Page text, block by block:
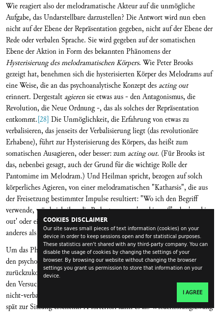
COOKIES DISCLAIMER
Our site saves small pieces of text information (cookies) on your
device in order to keep sessions open and for statistical purposes.
These statistics aren't shared with any third-party company. You can
disable the usage of cookies by changing the settings of your
browser. By browsing our website without changing the browser
settings you grant us permission to store that information on your
device.
I AGREE
Wie reagiert also der melodramatische Akteur auf die unmögliche
Aufgabe, das Undarstellbare darzustellen? Die Antwort wird nun eben
nicht auf der Ebene der Repräsentation gegeben, nicht auf der Ebene der
Rede oder verbalen Sprache. Sie wird gegeben auf der somatischen
Ebene der Aktion in Form des bekannten Phänomens der
Hysterisierung des melodramatischen Körpers. Wie Peter Brooks
gezeigt hat, benehmen sich die hysterisierten Körper des Melodrams auf
eine Weise, die an das psychoanalytische Konzept des acting out
erinnert. Dergestalt agierensie etwas aus - den Antagonismus, die
Revolution, die Neue Ordnung -, das als solches der Repräsentation
entkommt.[28] Die Unmöglichkeit, die Erfahrung von etwas zu
verbalisieren, das jenseits der Verbalisierung liegt (das revolutionäre
Erhabene), führt zur Hysterisierung des Körpers, das heißt zum
somatischen Ausagieren, oder besser: zum acting out. (Für Brooks ist
das, nebenbei gesagt, auch der Grund für die wichtige Rolle der
Pantomime im Melodram.) Und Heilman spricht, bezogen auf solch
körperliches Agieren, von einer melodramatischen "Katharsis", die aus
der Freisetzung bestimmter Impulse resultiert: "Wo ich den Begriff
verwende, würde ich ihm die Bedeutung von 'working off' oder 'working
out' oder einfach 'working' geben".[29]
anderes als dasacting out, das Peter Brooks am Melodram beobachtete?
Um das Phänomen vollständig zu erfassen, kann es hilfreich sein, auf
den psychoanalytischen Ursprung des Begriffsacting out
zurückzukommen. Analytisch gesprochen bedeutetacting outzuallererst
den Versuch, den Rahmen der Analyse (als Form der Übertragung) auf
nicht-verbale Weise zu sprengen, zum Beispiel indem man konstant zu
spät zur Sitzung erscheint.A forteriorikann es als Wiederholungszwang